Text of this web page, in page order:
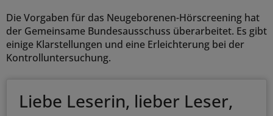
Die Vorgaben für das Neugeborenen-Hörscreening hat
der Gemeinsame Bundesausschuss überarbeitet. Es gibt
einige Klarstellungen und eine Erleichterung bei der
Kontrolluntersuchung.
Liebe Leserin, lieber Leser,